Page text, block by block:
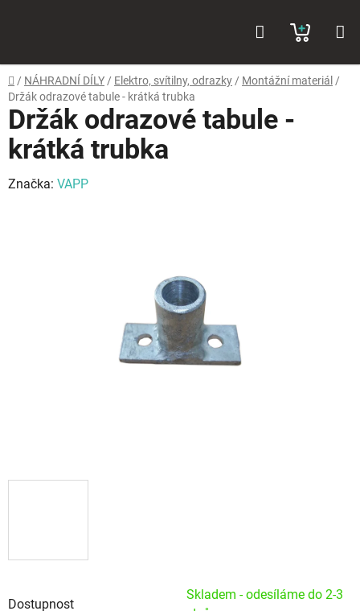
KOŠÍK
Domů
/ NÁHRADNÍ DÍLY / Elektro, svítilny, odrazky / Montážní materiál /
Držák odrazové tabule - krátká trubka
Dostupnost
Skladem - odesíláme do 2-3
Držák odrazové tabule -
krátká trubka
Značka: VAPP